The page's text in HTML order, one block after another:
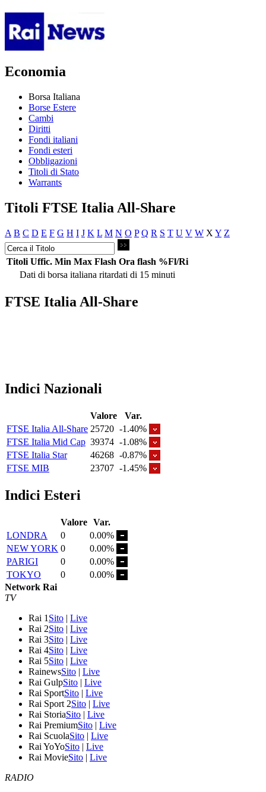
Economia
Borsa Italiana
Borse Estere
Cambi
Diritti
Fondi italiani
Fondi esteri
Obbligazioni
Titoli di Stato
Warrants
Titoli FTSE Italia All-Share
A B C D E F G H I J K L M N O P Q R S T U V W X Y Z
Titoli Uffic. Min Max Flash Ora flash %Fl/Ri
Dati di borsa italiana ritardati di 15 minuti
FTSE Italia All-Share
Indici Nazionali
Valore
Var.
FTSE Italia All-Share 25720 -1.40%
FTSE Italia Mid Cap 39374 -1.08%
FTSE Italia Star
46268 -0.87%
FTSE MIB
23707 -1.45%
Indici Esteri
Valore Var.
LONDRA
0
0.00%
NEW YORK 0
0.00%
PARIGI
0
0.00%
TOKYO
0
0.00%
Network Rai
TV
Rai 1 Sito | Live
Rai 2Sito | Live
Rai 3Sito | Live
Rai 4Sito | Live
Rai 5Sito | Live
RainewsSito | Live
Rai GulpSito | Live
Rai SportSito | Live
Rai Sport 2Sito | Live
Rai StoriaSito | Live
Rai PremiumSito | Live
Rai ScuolaSito | Live
Rai YoYoSito | Live
Rai MovieSito | Live
RADIO